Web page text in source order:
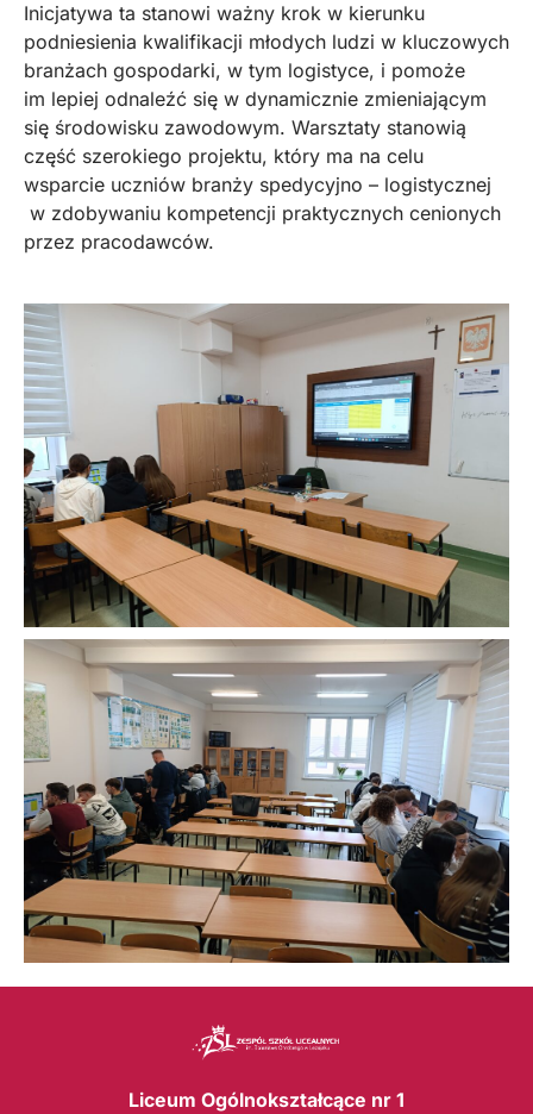
Inicjatywa ta stanowi ważny krok w kierunku
podniesienia kwalifikacji młodych ludzi w kluczowych
branżach gospodarki, w tym logistyce, i pomoże
im lepiej odnaleźć się w dynamicznie zmieniającym
się środowisku zawodowym. Warsztaty stanowią
część szerokiego projektu, który ma na celu
wsparcie uczniów branży spedycyjno – logistycznej
w zdobywaniu kompetencji praktycznych cenionych
przez pracodawców.
Liceum Ogólnokształcące nr 1